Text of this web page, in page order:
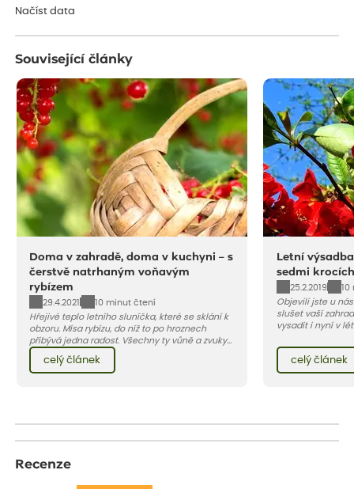
Načíst data
Související články
Doma v zahradě, doma v kuchyni – s
čerstvě natrhaným voňavým
rybízem
29.4.2021
10 minut čtení
Hřejivé teplo letního sluníčka, které se sklání k
obzoru. Mísa rybízu, do níž to po hroznech
přibývá jedna radost. Všechny ty vůně a zvuky
červencové zahrady. Sklizeň rybízu do kuchyně
vnese neuvěřitelný klid a radost. A taky trochu
bezstarostnosti dětství při mlsání babiččina
celý článek
Letní
sedmi krocích
25.2.2019
10
Objevili jste u
slušet vaší
vysadit i nyní v
celý rok – nyní
vody než na jaře
celý článek
Recenze